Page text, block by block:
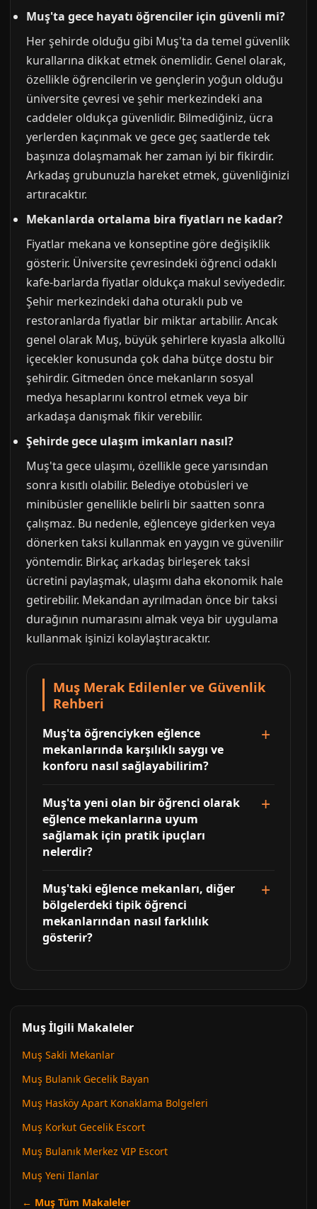
Muş'ta gece hayatı öğrenciler için güvenli mi?
Her şehirde olduğu gibi Muş'ta da temel güvenlik
kurallarına dikkat etmek önemlidir. Genel olarak,
özellikle öğrencilerin ve gençlerin yoğun olduğu
üniversite çevresi ve şehir merkezindeki ana
caddeler oldukça güvenlidir. Bilmediğiniz, ücra
yerlerden kaçınmak ve gece geç saatlerde tek
başınıza dolaşmamak her zaman iyi bir fikirdir.
Arkadaş grubunuzla hareket etmek, güvenliğinizi
artıracaktır.
Mekanlarda ortalama bira fiyatları ne kadar?
Fiyatlar mekana ve konseptine göre değişiklik
gösterir. Üniversite çevresindeki öğrenci odaklı
kafe-barlarda fiyatlar oldukça makul seviyededir.
Şehir merkezindeki daha oturaklı pub ve
restoranlarda fiyatlar bir miktar artabilir. Ancak
genel olarak Muş, büyük şehirlere kıyasla alkollü
içecekler konusunda çok daha bütçe dostu bir
şehirdir. Gitmeden önce mekanların sosyal
medya hesaplarını kontrol etmek veya bir
arkadaşa danışmak fikir verebilir.
Şehirde gece ulaşım imkanları nasıl?
Muş'ta gece ulaşımı, özellikle gece yarısından
sonra kısıtlı olabilir. Belediye otobüsleri ve
minibüsler genellikle belirli bir saatten sonra
çalışmaz. Bu nedenle, eğlenceye giderken veya
dönerken taksi kullanmak en yaygın ve güvenilir
yöntemdir. Birkaç arkadaş birleşerek taksi
ücretini paylaşmak, ulaşımı daha ekonomik hale
getirebilir. Mekandan ayrılmadan önce bir taksi
durağının numarasını almak veya bir uygulama
kullanmak işinizi kolaylaştıracaktır.
Muş Merak Edilenler ve Güvenlik
Rehberi
Muş'ta öğrenciyken eğlence
mekanlarında karşılıklı saygı ve
konforu nasıl sağlayabilirim?
Muş'ta yeni olan bir öğrenci olarak
eğlence mekanlarına uyum
sağlamak için pratik ipuçları
nelerdir?
Muş'taki eğlence mekanları, diğer
bölgelerdeki tipik öğrenci
mekanlarından nasıl farklılık
gösterir?
Muş İlgili Makaleler
Muş Sakli Mekanlar
Muş Bulanık Gecelik Bayan
Muş Hasköy Apart Konaklama Bolgeleri
Muş Korkut Gecelik Escort
Muş Bulanık Merkez VIP Escort
Muş Yeni Ilanlar
← Muş Tüm Makaleler